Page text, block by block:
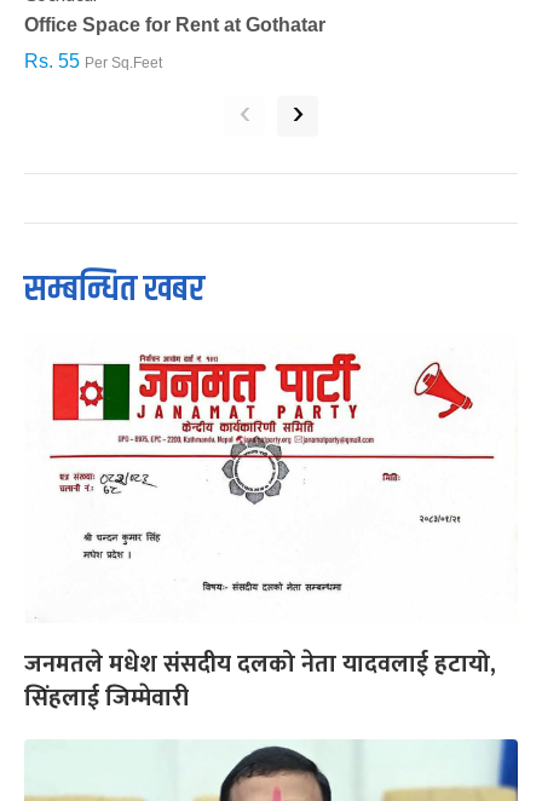
Office Space for Rent at Gothatar
Rs. 55 Per Sq.Feet
‹ ›
सम्बन्धित खबर
जनमतले मधेश संसदीय दलको नेता यादवलाई हटायो,
सिंहलाई जिम्मेवारी